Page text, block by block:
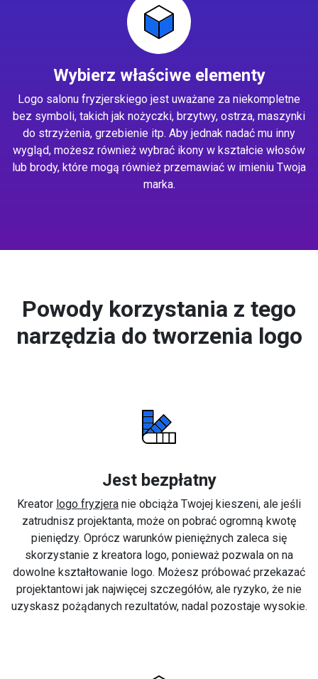
Wybierz właściwe elementy
Logo salonu fryzjerskiego jest uważane za niekompletne
bez symboli, takich jak nożyczki, brzytwy, ostrza, maszynki
do strzyżenia, grzebienie itp. Aby jednak nadać mu inny
wygląd, możesz również wybrać ikony w kształcie włosów
lub brody, które mogą również przemawiać w imieniu Twoja
marka.
Powody korzystania z tego
narzędzia do tworzenia logo
Jest bezpłatny
Kreator logo fryzjera nie obciąża Twojej kieszeni, ale jeśli
zatrudnisz projektanta, może on pobrać ogromną kwotę
pieniędzy. Oprócz warunków pieniężnych zaleca się
skorzystanie z kreatora logo, ponieważ pozwala on na
dowolne kształtowanie logo. Możesz próbować przekazać
projektantowi jak najwięcej szczegółów, ale ryzyko, że nie
uzyskasz pożądanych rezultatów, nadal pozostaje wysokie.